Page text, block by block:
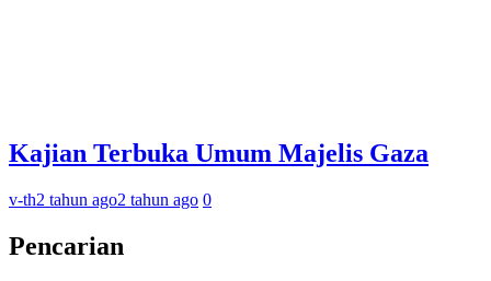
Kajian Terbuka Umum Majelis Gaza
v-th2 tahun ago2 tahun ago 0
Pencarian